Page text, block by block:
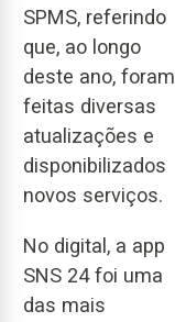
SPMS, referindo
que, ao longo
deste ano, foram
feitas diversas
atualizações e
disponibilizados
novos serviços.
No digital, a app
SNS 24 foi uma
das mais